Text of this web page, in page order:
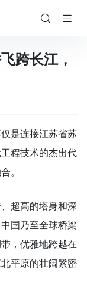
跨长江，
是连接江苏省苏
程技术的杰出代
。
超高的塔身和深
国乃至全球桥梁
，优雅地跨越在
平原的壮阔紧密